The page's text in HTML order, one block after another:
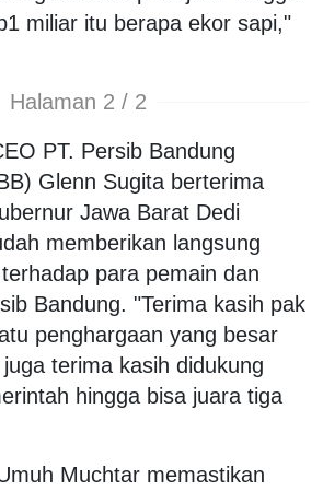
miliar itu berapa ekor sapi,"
Halaman 2 / 2
PT. Persib Bandung
Glenn Sugita berterima
Jawa Barat Dedi
memberikan langsung
terhadap para pemain dan
Bandung. "Terima kasih pak
penghargaan yang besar
terima kasih didukung
hingga bisa juara tiga
Muchtar memastikan